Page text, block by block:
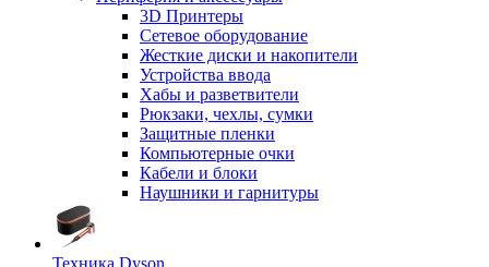
3D Принтеры
Сетевое оборудование
Жесткие диски и накопители
Устройства ввода
Хабы и разветвители
Рюкзаки, чехлы, сумки
Защитные пленки
Компьютерные очки
Кабели и блоки
Наушники и гарнитуры
Техника Dyson